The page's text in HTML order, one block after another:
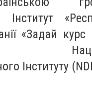
Інститут
«Задай курс
Інституту